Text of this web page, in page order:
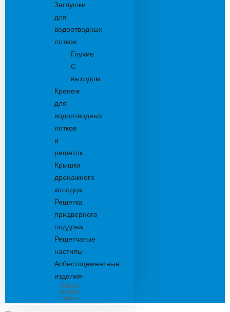
Заглушки
для
водоотводных
лотков
Глухие
С
выходом
Крепеж
для
водоотводных
лотков
и
решеток
Крышка
дренажного
колодца
Решетка
придверного
поддона
Решетчатые
настилы
Асбестоцементные
изделия
Листы,
плиты,
трубы